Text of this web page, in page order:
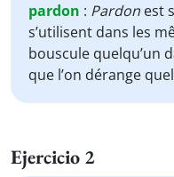
pardon : Pardon est
s’utilisent dans les
bouscule quelqu’un
que l’on dérange
Ejercicio 2